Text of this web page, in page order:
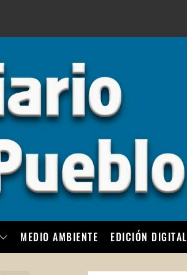
MEDIO AMBIENTE EDICIÓN DIGITAL